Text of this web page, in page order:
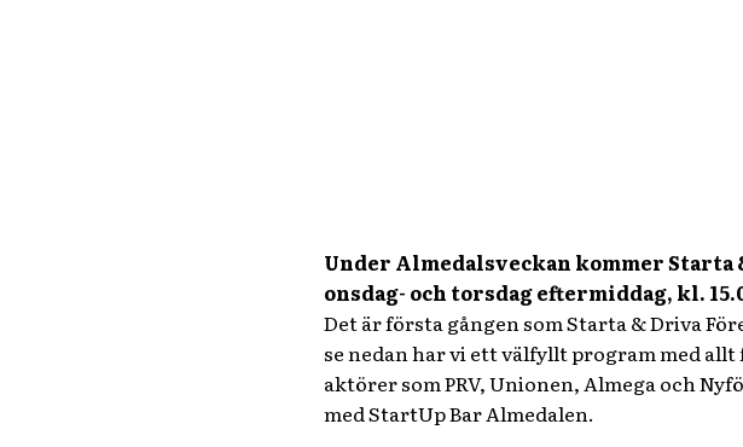
Under Almedalsveckan kommer
onsdag- och torsdag eftermiddag, kl.
Det är första gången som Starta & Driva
se nedan har vi ett välfyllt program med
aktörer som PRV, Unionen, Almega och
med StartUp Bar Almedalen.